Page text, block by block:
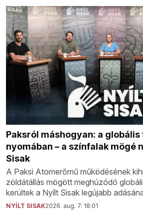
Paksról máshogyan: a
nyomában – a színfalak mögé
Sisak
A Paksi Atomerőmű működésének
zöldátállás mögött meghúzódó
kerültek a Nyílt Sisak legújabb
NYÍLT SISAK2026. aug. 7. 18:01